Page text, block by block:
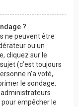
?
ne peuvent être
ou un
cliquez sur le
(c’est toujours
n’a voté,
le sondage.
empêcher le